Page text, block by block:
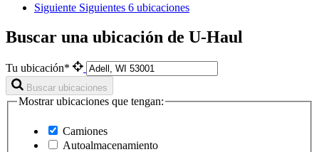
Siguiente Siguientes 6 ubicaciones
Buscar una ubicación de U-Haul
Tu ubicación*
Buscar ubicaciones
Mostrar ubicaciones que tengan:
Camiones
Autoalmacenamiento